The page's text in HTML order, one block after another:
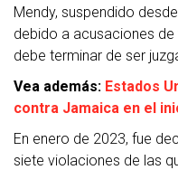
Mendy, suspendido
debido a acusaciones
debe terminar de ser
Vea además: Estados
contra Jamaica en el
En enero de 2023, fue
siete violaciones de las